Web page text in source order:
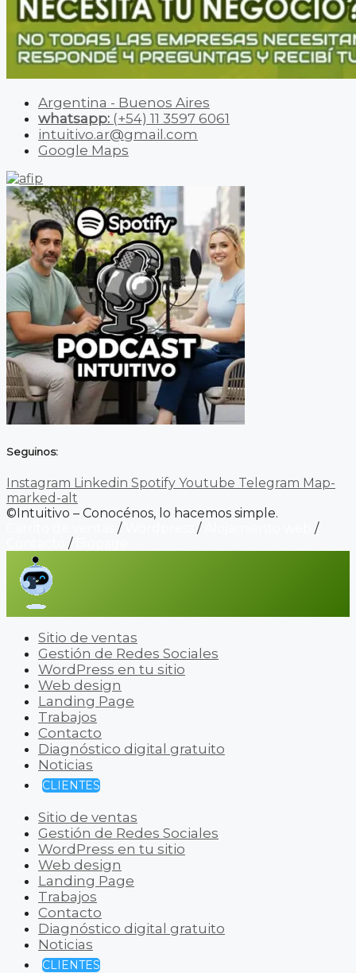
Argentina - Buenos Aires
whatsapp: (+54) 11 3597 6061
intuitivo.ar@gmail.com
Google Maps
Seguinos:
Instagram Linkedin Spotify Youtube Telegram Map-
marked-alt
©Intuitivo – Conocénos, lo hacemos simple.
/ /
/
/
Sitio de ventas
Gestión de Redes Sociales
WordPress en tu sitio
Web design
Landing Page
Trabajos
Contacto
Diagnóstico digital gratuito
Noticias
CLIENTES
Sitio de ventas
Gestión de Redes Sociales
WordPress en tu sitio
Web design
Landing Page
Trabajos
Contacto
Diagnóstico digital gratuito
Noticias
CLIENTES